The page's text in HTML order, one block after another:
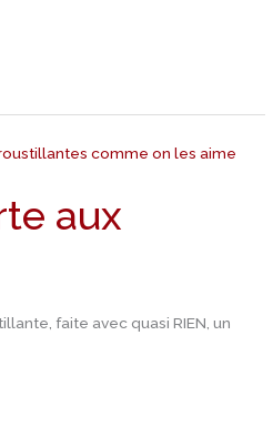
aux
faite avec quasi RIEN, un